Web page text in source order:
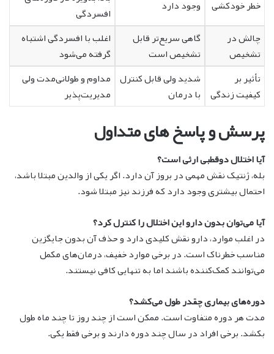
خطر خودکشی وجود دارد
افسردگی
چالش در
تشخیص
گاهی سریع‌تر قابل
تشخیص است
اغلب با افسردگی اشتباه
گرفته می‌شود
تأثیر بر
کیفیت زندگی
شدید ولی قابل کنترل
با درمان
مداوم و طولانی‌مدت ولی
مدیریت‌پذیر
پرسش و پاسخ های متداول
آیا اختلال دوقطبی ارثی است؟
بله، ژنتیک نقش مهمی در بروز آن دارد. اگر یکی از والدین مبتلا باشد،
احتمال بیشتری وجود دارد که فرزند نیز مبتلا شود.
آیا می‌توان بدون دارو این اختلال را کنترل کرد؟
در اغلب موارد، دارو نقش کلیدی دارد و حذف آن بدون جایگزین
مناسب خطرناک است. در برخی موارد خفیف، درمان‌های مکمل
می‌توانند کمک‌کننده باشند اما به تنهایی کافی نیستند.
دوره‌های بیماری چقدر طول می‌کشد؟
مدت هر دوره متفاوت است. ممکن است از چند روز تا چند ماه طول
بکشد. برخی افراد در سال چند دوره دارند و برخی فقط یکی.